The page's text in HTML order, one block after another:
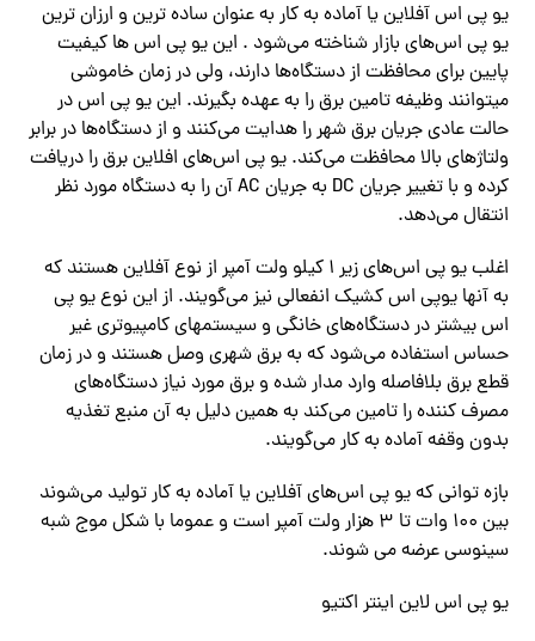
یو پی اس آفلاین یا آماده به کار به عنوان ساده ترین و ارزان ترین
یو پی اس‌های بازار شناخته‌ می‌شود . این یو پی اس ها کیفیت
پایین برای محافظت از دستگاه‌ها دارند، ولی در زمان خاموشی
میتوانند وظیفه تامین برق را به عهده بگیرند. این یو پی اس در
حالت عادی جریان برق شهر را هدایت‌ می‌کنند و از دستگاه‌ها در برابر
ولتاژهای بالا محافظت‌ می‌کند. یو پی اس‌های افلاین برق را دریافت
کرده و با تغییر جریان DC به جریان AC آن را به دستگاه مورد نظر
انتقال‌ می‌دهد.
اغلب یو پی اس‌های زیر ۱ کیلو ولت آمپر از نوع آفلاین هستند که
به آنها یوپی اس کشیک انفعالی نیز‌ می‌گویند. از این نوع یو پی
اس بیشتر در دستگاه‌های خانگی و سیستمهای کامپیوتری غیر
حساس استفاده‌ می‌شود که به برق شهری وصل هستند و در زمان
قطع برق بلافاصله وارد مدار شده و برق مورد نیاز دستگاه‌های
مصرف کننده را تامین‌ می‌کند به همین دلیل به آن منبع تغذیه
بدون وقفه آماده به کار‌ می‌گویند.
بازه توانی که یو پی اس‌های آفلاین یا آماده به کار تولید‌ می‌شوند
بین ۱۰۰ وات تا ۳ هزار ولت آمپر است و عموما با شکل موج شبه
سینوسی عرضه می شوند.
یو پی اس لاین اینتر اکتیو